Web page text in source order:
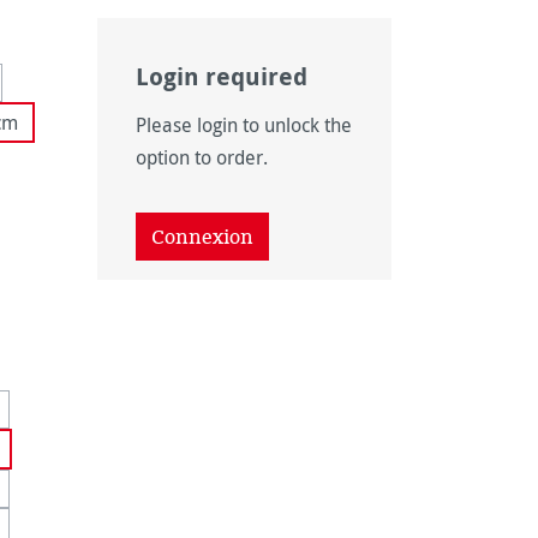
pour le moment.)
n'est pas disponible pour le moment.)
disponible pour le moment.)
pour le moment.)
n'est pas disponible pour le moment.)
pour le moment.)
pour le moment.)
pas disponible pour le moment.)
option n'est pas disponible pour le moment.)
pour le moment.)
disponible pour le moment.)
n'est pas disponible pour le moment.)
option n'est pas disponible pour le moment.)
pour le moment.)
disponible pour le moment.)
n'est pas disponible pour le moment.)
pour le moment.)
disponible pour le moment.)
n'est pas disponible pour le moment.)
option n'est pas disponible pour le moment.)
Login required
Please login to unlock the
option to order.
Connexion